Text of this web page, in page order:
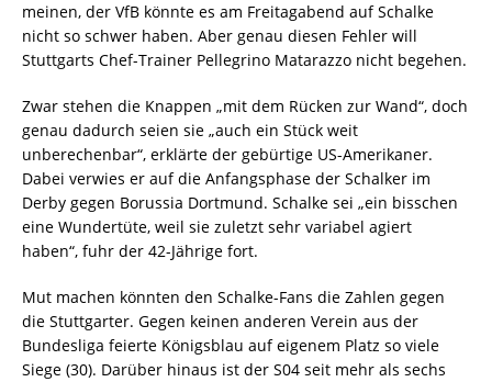
meinen, der VfB könnte es am Freitagabend auf Schalke
nicht so schwer haben. Aber genau diesen Fehler will
Stuttgarts Chef-Trainer Pellegrino Matarazzo nicht begehen.
Zwar stehen die Knappen „mit dem Rücken zur Wand“, doch
genau dadurch seien sie „auch ein Stück weit
unberechenbar“, erklärte der gebürtige US-Amerikaner.
Dabei verwies er auf die Anfangsphase der Schalker im
Derby gegen Borussia Dortmund. Schalke sei „ein bisschen
eine Wundertüte, weil sie zuletzt sehr variabel agiert
haben“, fuhr der 42-Jährige fort.
Mut machen könnten den Schalke-Fans die Zahlen gegen
die Stuttgarter. Gegen keinen anderen Verein aus der
Bundesliga feierte Königsblau auf eigenem Platz so viele
Siege (30). Darüber hinaus ist der S04 seit mehr als sechs